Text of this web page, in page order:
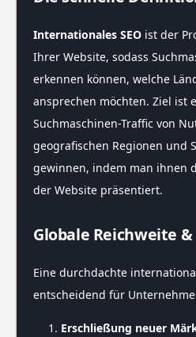
Internationales SEO ist der
Ihrer Website, sodass
erkennen können, welche
ansprechen möchten. Ziel ist
Suchmaschinen-Traffic von
geografischen Regionen und
gewinnen, indem man ihnen
der Website präsentiert.
Globale Reichweite
Eine durchdachte
entscheidend für
Erschließung neuer